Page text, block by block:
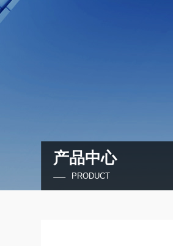
产品中心
PRODUCT